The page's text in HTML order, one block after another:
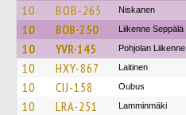
10 BOB-265 Niskanen
10 BOB-250 Liikenne Seppälä
10 YVR-145 Pohjolan Liikenne
10 HXY-867 Laitinen
10 CIJ-158 Oubus
10 LRA-251 Lamminmäki